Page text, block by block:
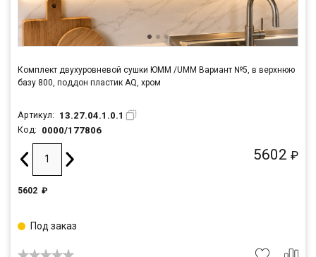
Комплект двухуровневой сушки ЮММ /UMM Вариант №5, в верхнюю
базу 800, поддон пластик AQ, хром
Артикул: 13.27.04.1.0.1
Код: 0000/177806
5602 ₽
5602 ₽
Под заказ